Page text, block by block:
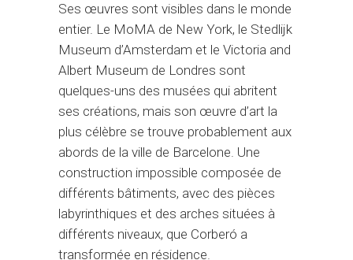
Ses œuvres sont visibles dans le monde
entier. Le MoMA de New York, le Stedlijk
Museum d’Amsterdam et le Victoria and
Albert Museum de Londres sont
quelques-uns des musées qui abritent
ses créations, mais son œuvre d’art la
plus célèbre se trouve probablement aux
abords de la ville de Barcelone. Une
construction impossible composée de
différents bâtiments, avec des pièces
labyrinthiques et des arches situées à
différents niveaux, que Corberó a
transformée en résidence.